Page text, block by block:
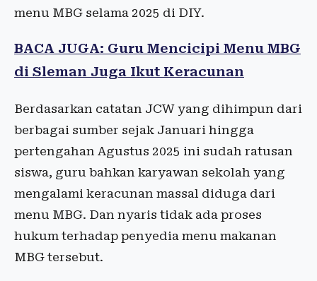
menu MBG selama 2025 di DIY.
BACA JUGA: Guru Mencicipi Menu MBG
di Sleman Juga Ikut Keracunan
Berdasarkan catatan JCW yang dihimpun dari
berbagai sumber sejak Januari hingga
pertengahan Agustus 2025 ini sudah ratusan
siswa, guru bahkan karyawan sekolah yang
mengalami keracunan massal diduga dari
menu MBG. Dan nyaris tidak ada proses
hukum terhadap penyedia menu makanan
MBG tersebut.